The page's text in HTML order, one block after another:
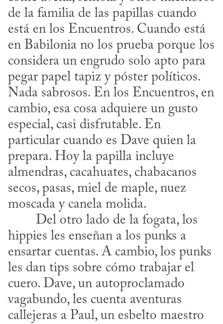
de la familia de las papillas cuando
está en los Encuentros. Cuando está
en Babilonia no los prueba porque los
considera un engrudo solo apto para
pegar papel tapiz y póster políticos.
Nada sabrosos. En los Encuentros, en
cambio, esa cosa adquiere un gusto
especial, casi disfrutable. En
particular cuando es Dave quien la
prepara. Hoy la papilla incluye
almendras, cacahuates, chabacanos
secos, pasas, miel de maple, nuez
moscada y canela molida.
hippies les enseñan a los punks a
ensartar cuentas. A cambio, los punks
les dan tips sobre cómo trabajar el
cuero. Dave, un autoproclamado
vagabundo, les cuenta aventuras
callejeras a Paul, un esbelto maestro